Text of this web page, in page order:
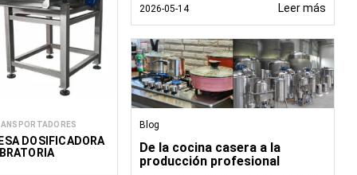
cápsulas y jeringas
cremas, lociones y
de dosificar con
los derrames.
para satisfacer las
DOSIFICADORA
2026-05-14
Leer más
Blog
De la cocina casera a la
producción profesional